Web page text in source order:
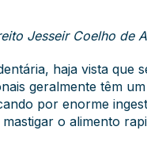
Jesseir Coelho de
haja vista que
geralmente têm
por enorme
o alimento